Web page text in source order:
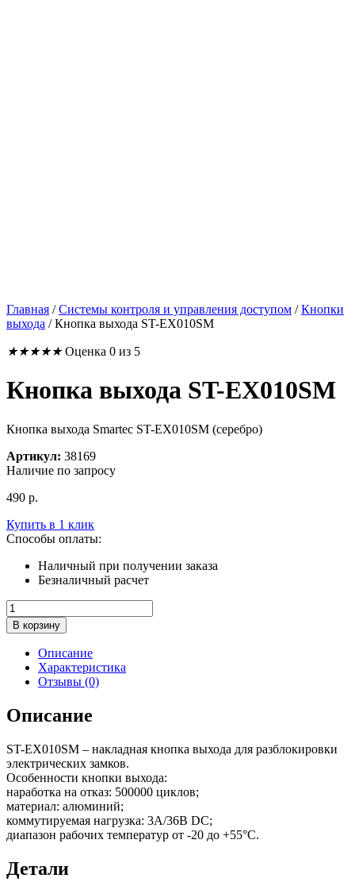
Главная /Системы контроля и управления доступом /Кнопки
выхода /Кнопка выхода ST-EX010SM
★★★★★ Оценка 0 из 5
Кнопка выхода ST-EX010SM
Кнопка выхода Smartec ST-EX010SM (серебро)
Артикул: 38169
Наличие по запросу
490 р.
Купить в 1 клик
Способы оплаты:
Наличный при получении заказа
Безналичный расчет
Количество
товара
Кнопка
выхода
EX010SM
В корзину
Описание
Характеристика
Отзывы (0)
Описание
ST-EX010SM – накладная кнопка выхода для разблокировки
электрических замков.
Особенности кнопки выхода:
наработка на отказ: 500000 циклов;
материал: алюминий;
коммутируемая нагрузка: 3А/36В DC;
диапазон рабочих температур от -20 до +55°C.
Детали